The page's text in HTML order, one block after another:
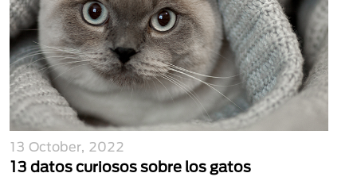
13 October, 2022
13 datos curiosos sobre los gatos